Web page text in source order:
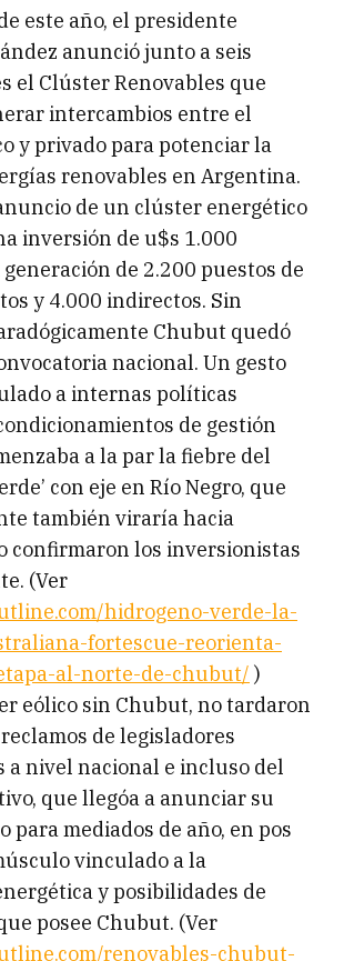
este año, el presidente
anunció junto a seis
el Clúster Renovables que
intercambios entre el
y privado para potenciar la
renovables en Argentina.
de un clúster energético
inversión de u$s 1.000
de 2.200 puestos de
y 4.000 indirectos. Sin
Chubut quedó
nacional. Un gesto
a internas políticas
de gestión
a la par la fiebre del
con eje en Río Negro, que
también viraría hacia
confirmaron los inversionistas
(Ver
hidrogeno-verde-la-
fortescue-reorienta-
al-norte-de-chubut/ )
eólico sin Chubut, no tardaron
de legisladores
a nivel nacional e incluso del
que llegóa a anunciar su
para mediados de año, en pos
vinculado a la
y posibilidades de
posee Chubut. (Ver
renovables-chubut-